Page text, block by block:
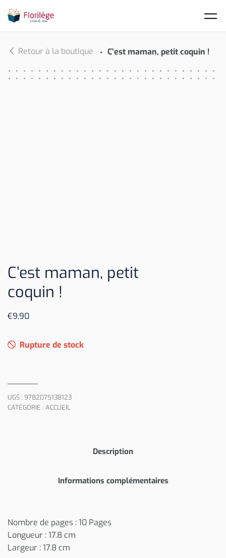
Retour à la boutique C’est maman, petit coquin !
C’est maman, petit
coquin !
€9,90
Rupture de stock
UGS : 9782075138123
CATÉGORIE : ACCUEIL
Description
Informations complémentaires
Nombre de pages : 10 Pages
Longueur : 17.8 cm
Largeur : 17.8 cm